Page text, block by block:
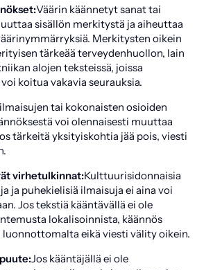
Väärin käännetyt sanat tai
sisällön merkitystä ja aiheuttaa
Merkitysten oikein
tärkeää terveydenhuollon, lain
alojen teksteissä, joissa
koitua vakavia seurauksia.
tai kokonaisten osioiden
voi olennaisesti muuttaa
tärkeitä yksityiskohtia jää pois, viesti
virhetulkinnat:Kulttuurisidonnaisia
ja puhekielisiä ilmaisuja ei aina voi
Jos tekstiä kääntävällä ei ole
lokalisoinnista, käännös
eikä viesti välity oikein.
Jos kääntäjällä ei ole